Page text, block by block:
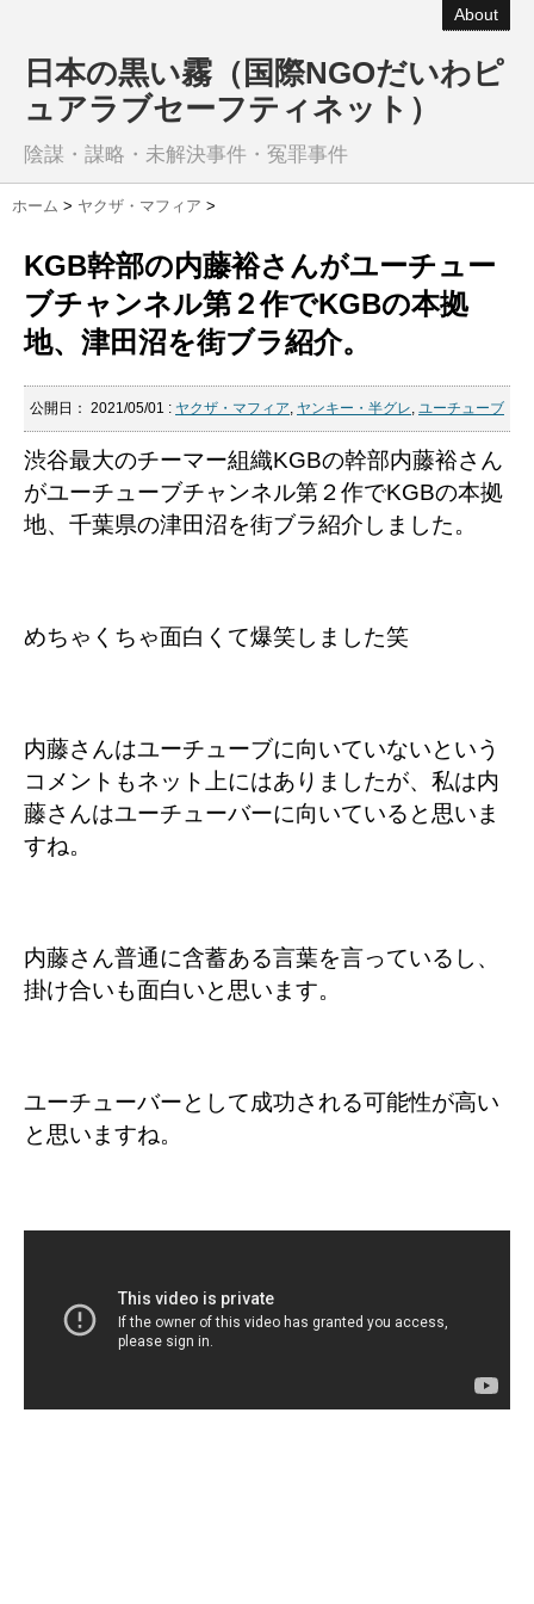
About
日本の黒い霧（国際NGOだいわピ
ュアラブセーフティネット）
陰謀・謀略・未解決事件・冤罪事件
ホーム > ヤクザ・マフィア >
KGB幹部の内藤裕さんがユーチュー
ブチャンネル第２作でKGBの本拠
地、津田沼を街ブラ紹介。
公開日： 2021/05/01 : ヤクザ・マフィア, ヤンキー・半グレ, ユーチューブ
渋谷最大のチーマー組織KGBの幹部内藤裕さん
がユーチューブチャンネル第２作でKGBの本拠
地、千葉県の津田沼を街ブラ紹介しました。
めちゃくちゃ面白くて爆笑しました笑
内藤さんはユーチューブに向いていないという
コメントもネット上にはありましたが、私は内
藤さんはユーチューバーに向いていると思いま
すね。
内藤さん普通に含蓄ある言葉を言っているし、
掛け合いも面白いと思います。
ユーチューバーとして成功される可能性が高い
と思いますね。